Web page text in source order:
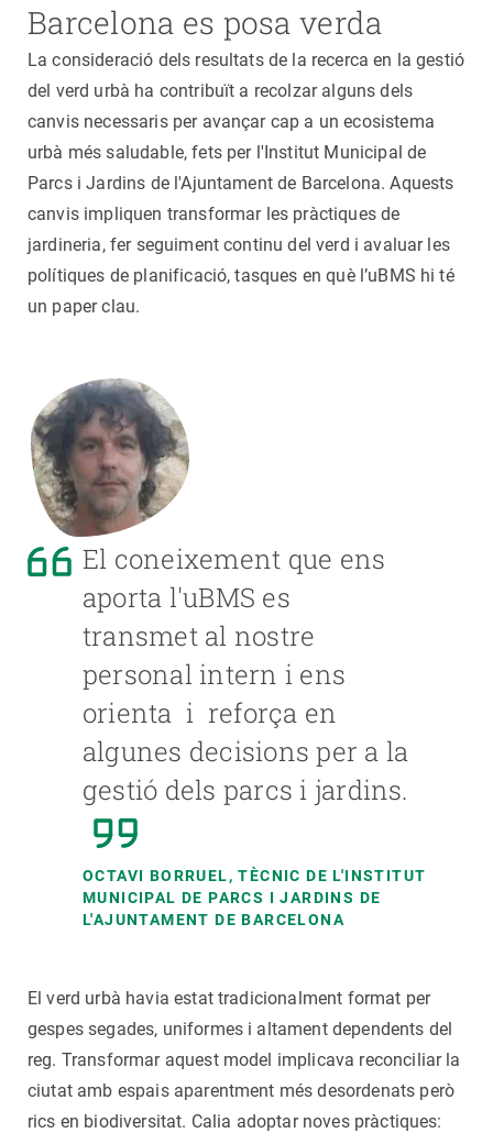
Barcelona es posa verda
La consideració dels resultats de la recerca en la gestió
del verd urbà ha contribuït a recolzar alguns dels
canvis necessaris per avançar cap a un ecosistema
urbà més saludable, fets per l'Institut Municipal de
Parcs i Jardins de l'Ajuntament de Barcelona. Aquests
canvis impliquen transformar les pràctiques de
jardineria, fer seguiment continu del verd i avaluar les
polítiques de planificació, tasques en què l’uBMS hi té
un paper clau.
El coneixement que ens
aporta l'uBMS es
transmet al nostre
personal intern i ens
orienta i reforça en
algunes decisions per a la
gestió dels parcs i jardins.
OCTAVI BORRUEL, TÈCNIC DE L'INSTITUT
MUNICIPAL DE PARCS I JARDINS DE
L'AJUNTAMENT DE BARCELONA
El verd urbà havia estat tradicionalment format per
gespes segades, uniformes i altament dependents del
reg. Transformar aquest model implicava reconciliar la
ciutat amb espais aparentment més desordenats però
rics en biodiversitat. Calia adoptar noves pràctiques: